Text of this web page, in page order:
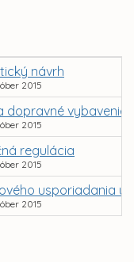
návrh
2015
dopravné vybavenie
2015
regulácia
2015
usporiadania
2015